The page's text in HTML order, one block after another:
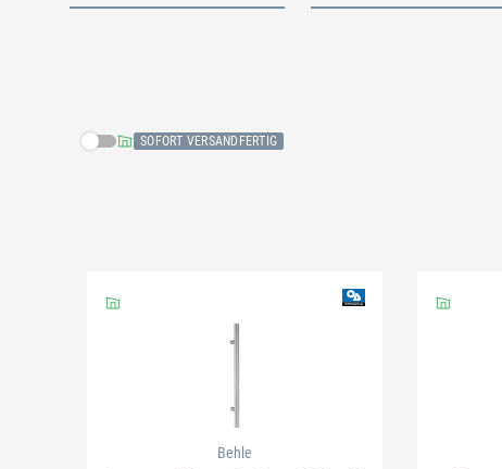
SOFORT VERSANDFERTIG
Behle